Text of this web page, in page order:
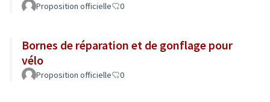
Proposition officielle 0
Bornes de réparation et de gonflage pour
vélo
Proposition officielle 0